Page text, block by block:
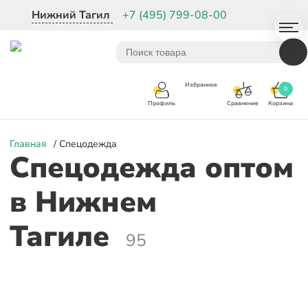
Нижний Тагил +7 (495) 799-08-00
Профиль
Избранное
Сравнение Корзина
0
Главная / Спецодежда
Спецодежда оптом
в Нижнем
Тагиле
95